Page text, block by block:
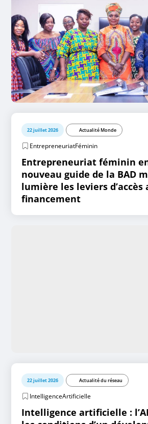
22 juillet 2026 Actualité Monde
EntrepreneuriatFéminin
Entrepreneuriat féminin
nouveau guide de la BAD
lumière les leviers d’accès
financement
22 juillet 2026 Actualité du réseau
IntelligenceArtificielle
Intelligence artificielle :